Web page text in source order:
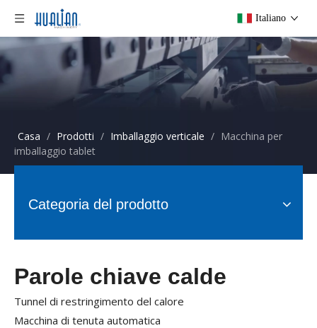
Italiano
Casa / Prodotti / Imballaggio verticale / Macchina per
imballaggio tablet
Categoria del prodotto
Parole chiave calde
Tunnel di restringimento del calore
Macchina di tenuta automatica